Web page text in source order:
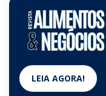
LEIA AGORA!